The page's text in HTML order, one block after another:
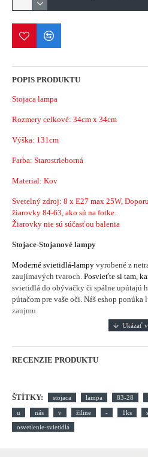
POPIS PRODUKTU
Stojaca lampa
Rozmery celkové: 34cm x 34cm
Výška: 131cm
Farba: Starostrieborná
Material: Kov
Svetelný zdroj: 8 x E27 max 25W,
žiarovky 84-63, ako sú na fotke.
Žiarovky nie sú súčasťou balenia
Stojace-Stojanové lampy
Moderné svietidlá-lampy vyrobené z
zaujímavých tvaroch. Posvieťte si tam,
svietidlá do obývačky či spálne upútajú
pútačom pre vaše oči. Náš eshop
zaujmu.
RECENZIE PRODUKTU
ŠTÍTKY: stojaca lampa 83-28
u nás v žiline - 1ks
osvetlenie-svietidlá